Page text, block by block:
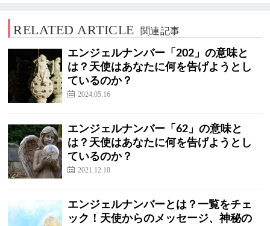
RELATED ARTICLE 関連記事
エンジェルナンバー「202」の意味と
は？天使はあなたに何を告げようとし
ているのか？
2024.05.16
エンジェルナンバー「62」の意味と
は？天使はあなたに何を告げようとし
ているのか？
2021.12.10
エンジェルナンバーとは？一覧をチェ
ック！天使からのメッセージ、神秘の